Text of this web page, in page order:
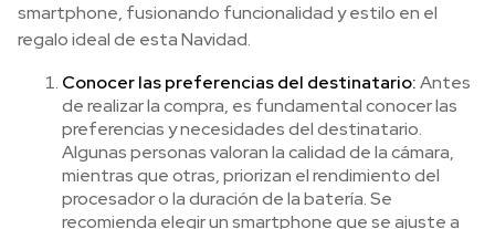
smartphone, fusionando funcionalidad y estilo en el
regalo ideal de esta Navidad.
Conocer las preferencias del destinatario:Antes
de realizar la compra, es fundamental conocer las
preferencias y necesidades del destinatario.
Algunas personas valoran la calidad de la cámara,
mientras que otras, priorizan el rendimiento del
procesador o la duración de la batería. Se
recomienda elegir un smartphone que se ajuste a